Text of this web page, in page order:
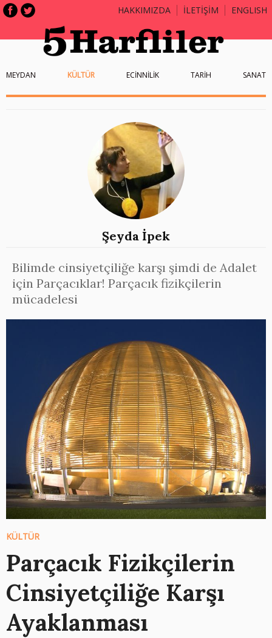
HAKKIMIZDA İLETİŞİM ENGLISH
MEYDAN KÜLTÜR ECİNNİLİK TARİH SANAT
Şeyda İpek
Bilimde cinsiyetçiliğe karşı şimdi de Adalet
için Parçacıklar! Parçacık fizikçilerin
mücadelesi
KÜLTÜR
Parçacık Fizikçilerin
Cinsiyetçiliğe Karşı
Ayaklanması